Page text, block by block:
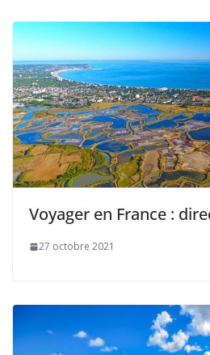
Voyager en France :
27 octobre 2021